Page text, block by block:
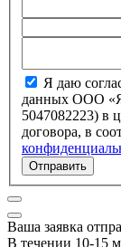
Я даю
данных ООО
5047082223) в целях обработки запроса и заключение
договора, в
Отправить
Ваша заявка
В течении 10-15